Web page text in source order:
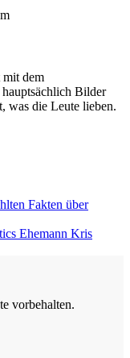
mit dem
hauptsächlich Bilder
was die Leute lieben.
Fakten über
Ehemann Kris
vorbehalten.